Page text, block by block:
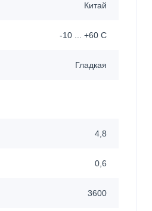
Китай
-10 ... +60 C
Гладкая
4,8
0,6
3600